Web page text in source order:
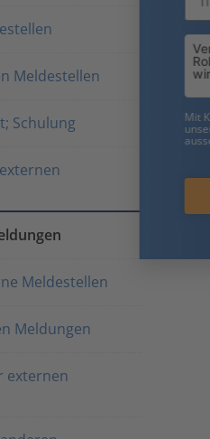
Meldestellen
Schulung
Meldestellen
Meldungen
externen
erklären Sie sich mit dem Bezug
Wir verwenden Ihre Daten